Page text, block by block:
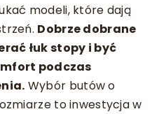
modeli, które dają
Dobrze dobrane
łuk stopy i być
podczas
Wybór butów o
to inwestycja w